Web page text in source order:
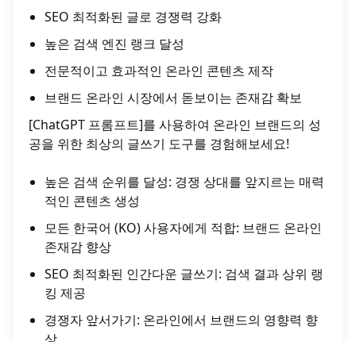
SEO 최적화된 글로 경쟁력 강화
높은 검색 엔진 랭크 달성
전문적이고 효과적인 온라인 콘텐츠 제작
브랜드 온라인 시장에서 돋보이는 존재감 확보
[ChatGPT 프롬프트]를 사용하여 온라인 브랜드의 성
공을 위한 최상의 글쓰기 도구를 경험해보세요!
높은 검색 순위를 달성: 경쟁 상대를 앞지르는 매력
적인 콘텐츠 생성
모든 한국어 (KO) 사용자에게 적합: 브랜드 온라인
존재감 향상
SEO 최적화된 인간다운 글쓰기: 검색 결과 상위 랭
킹 제공
경쟁자 앞서가기: 온라인에서 브랜드의 영향력 향